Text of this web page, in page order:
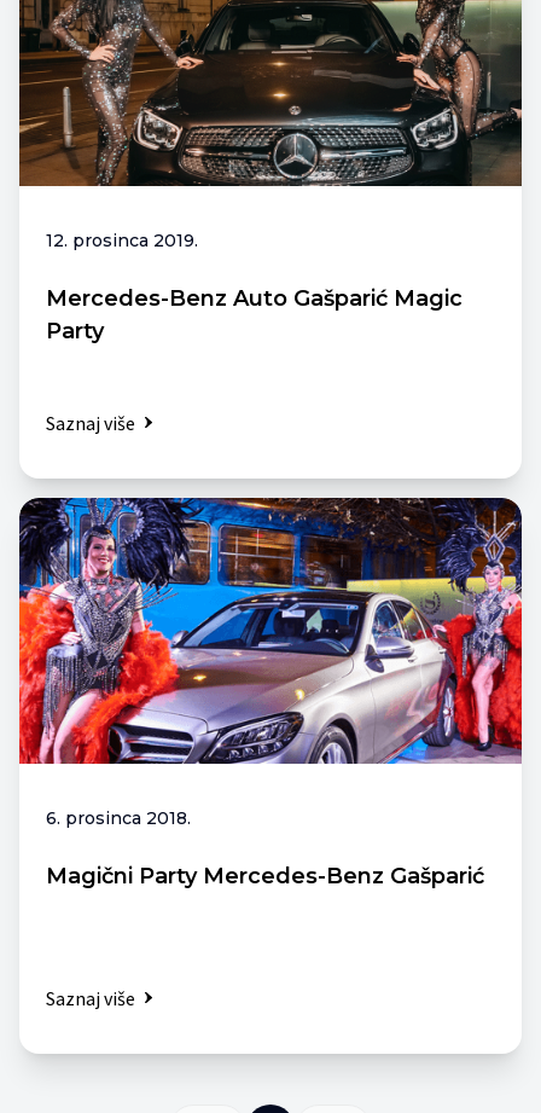
12. prosinca 2019.
Mercedes-Benz Auto Gašparić Magic
Party
Saznaj više
6. prosinca 2018.
Magični Party Mercedes-Benz Gašparić
Saznaj više